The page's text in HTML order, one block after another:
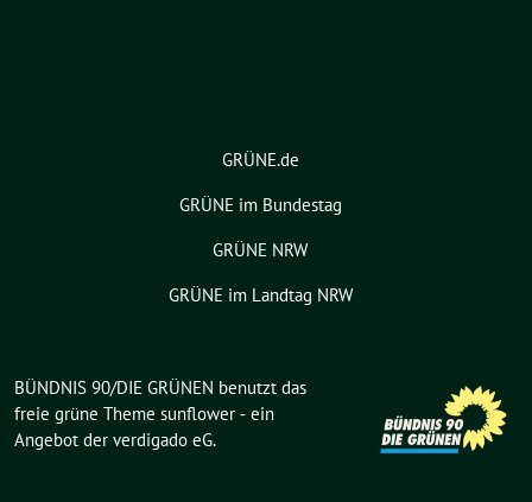
GRÜNE.de
GRÜNE im Bundestag
GRÜNE NRW
GRÜNE im Landtag NRW
BÜNDNIS 90/DIE GRÜNEN benutzt das
freie grüne Theme sunflower ‐ ein
Angebot der verdigado eG.